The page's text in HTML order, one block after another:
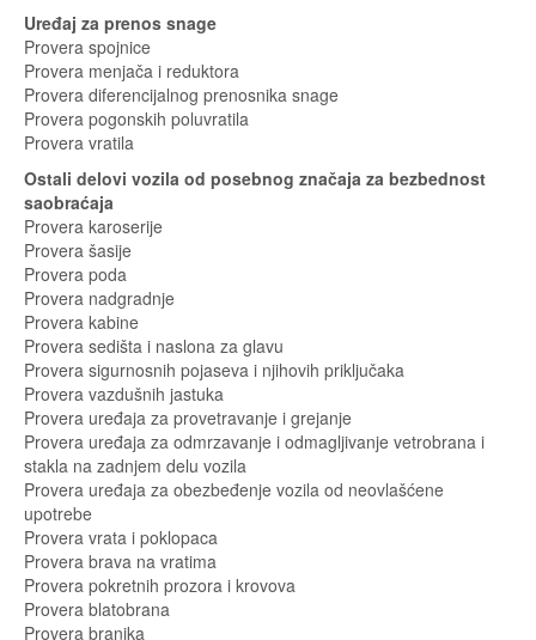
Uređaj za prenos snage
Provera spojnice
Provera menjača i reduktora
Provera diferencijalnog prenosnika snage
Provera pogonskih poluvratila
Provera vratila
Ostali delovi vozila od posebnog značaja za bezbednost
saobraćaja
Provera karoserije
Provera šasije
Provera poda
Provera nadgradnje
Provera kabine
Provera sedišta i naslona za glavu
Provera sigurnosnih pojaseva i njihovih priključaka
Provera vazdušnih jastuka
Provera uređaja za provetravanje i grejanje
Provera uređaja za odmrzavanje i odmagljivanje vetrobrana i
stakla na zadnjem delu vozila
Provera uređaja za obezbeđenje vozila od neovlašćene
upotrebe
Provera vrata i poklopaca
Provera brava na vratima
Provera pokretnih prozora i krovova
Provera blatobrana
Provera branika